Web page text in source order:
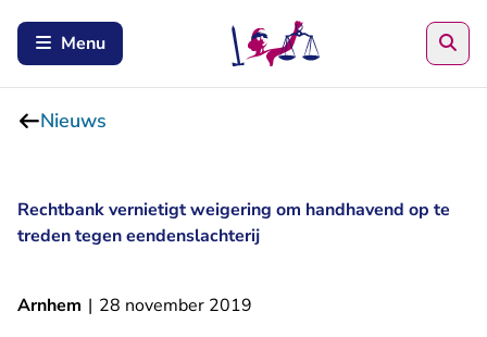
Menu
Nieuws
Rechtbank vernietigt weigering om handhavend op te
treden tegen eendenslachterij
Arnhem | 28 november 2019